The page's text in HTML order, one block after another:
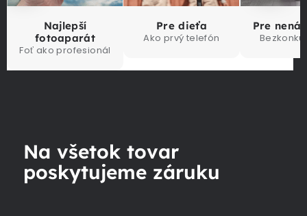
Najlepší
fotoaparát
Foť ako profesionál
Pre dieťa
Ako prvý telefón
Pre
Na všetok tovar
poskytujeme záruku